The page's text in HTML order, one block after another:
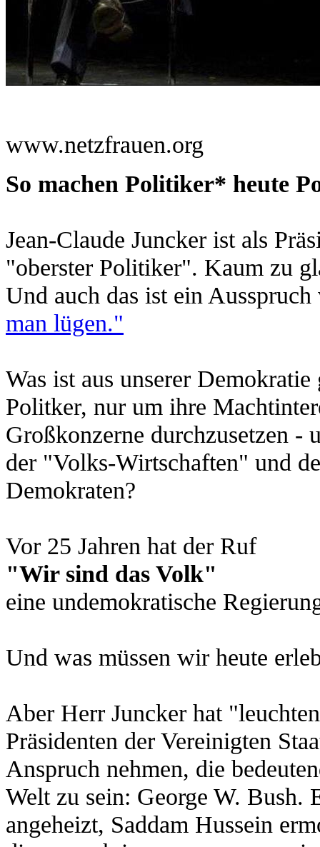
www.netzfrauen.org
So machen Politiker* heute
Jean-Claude Juncker ist als
"oberster Politiker". Kaum zu
Und auch das ist ein
man lügen."
Was ist aus unserer
Politker, nur um ihre
Großkonzerne durchzusetzen -
der "Volks-Wirtschaften" und
Demokraten?
Vor 25 Jahren hat der Ruf
"Wir sind das Volk"
eine undemokratische
Und was müssen wir heute
Aber Herr Juncker hat
Präsidenten der Vereinigten
Anspruch nehmen, die
Welt zu sein: George W.
angeheizt, Saddam Hussein